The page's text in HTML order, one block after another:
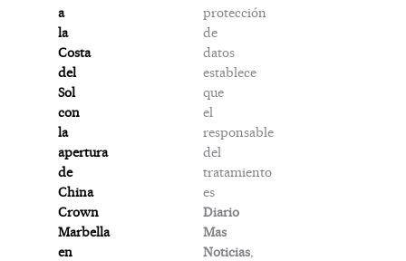
a
la
Costa
del
Sol
con
la
apertura
de
China
Crown
Marbella
en
protección
de
datos
establece
que
el
responsable
del
tratamiento
es
Diario
Mas
Noticias,